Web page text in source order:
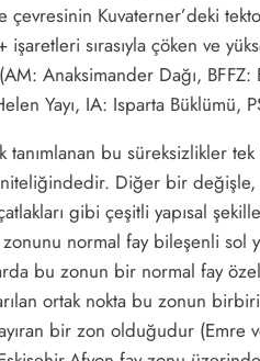
çevresinin Kuvaterner’deki
+ işaretleri sırasıyla çöken ve
Anaksimander Dağı,
Yayı, IA: Isparta Büklümü,
tanımlanan bu süreksizlikler
Diğer bir değişle,
gibi çeşitli yapısal
normal fay bileşenli sol
bu zonun bir normal fay
ortak nokta bu zonun
ayıran bir zon olduğudur